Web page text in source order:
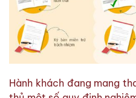
Hành khách đang mang